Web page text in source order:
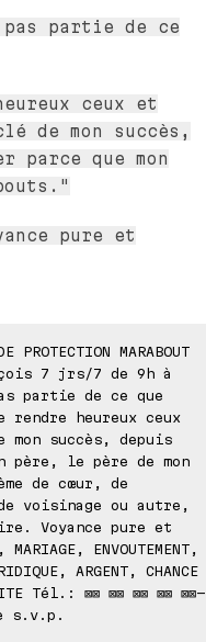
partie de ce
ceux et
de mon succès,
que mon
pure et
PROTECTION MARABOUT
reçois 7 jrs/7 de 9h à
partie de ce que
heureux ceux
succès, depuis
père, le père de mon
de cœur, de
voisinage ou autre,
Voyance pure et
ENVOUTEMENT,
ARGENT, CHANCE
Tél.: ⊠⊠ ⊠⊠ ⊠⊠ ⊠⊠ ⊠⊠-
s.v.p.